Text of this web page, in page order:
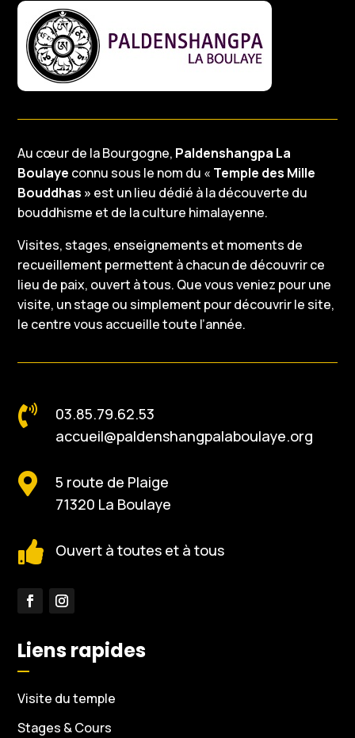
Au cœur de la Bourgogne, Paldenshangpa La
Boulaye connu sous le nom du « Temple des Mille
Bouddhas » est un lieu dédié à la découverte du
bouddhisme et de la culture himalayenne.
Visites, stages, enseignements et moments de
recueillement permettent à chacun de découvrir ce
lieu de paix, ouvert à tous. Que vous veniez pour une
visite, un stage ou simplement pour découvrir le site,
le centre vous accueille toute l’année.

03.85.79.62.53
accueil@paldenshangpalaboulaye.org

5 route de Plaige
71320 La Boulaye
 Ouvert à toutes et à tous
Liens rapides
Visite du temple
Stages & Cours